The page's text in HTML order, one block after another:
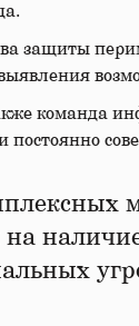
защиты
команда
постоянно
на